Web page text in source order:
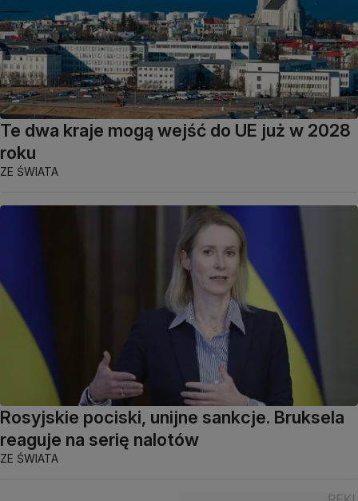
Te dwa kraje mogą wejść do UE już w 2028
roku
ZE ŚWIATA
Rosyjskie pociski, unijne sankcje. Bruksela
reaguje na serię nalotów
ZE ŚWIATA